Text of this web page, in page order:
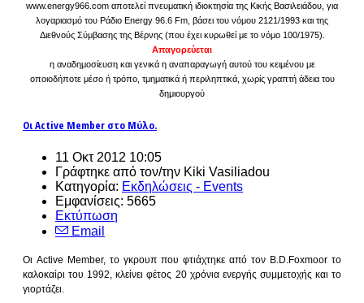
www.energy966.com αποτελεί πνευματική ιδιοκτησία της Κικής Βασιλειάδου, για
λογαριασμό του Ράδιο Energy 96.6 Fm, βάσει του νόμου 2121/1993 και της
Διεθνούς Σύμβασης της Βέρνης (που έχει κυρωθεί με το νόμο 100/1975).
Απαγορεύεται
η αναδημοσίευση και γενικά η αναπαραγωγή αυτού του κειμένου με
οποιοδήποτε μέσο ή τρόπο, τμηματικά ή περιληπτικά, χωρίς γραπτή άδεια του
δημιουργού
Οι Active Member στο Μύλο.
11 Οκτ 2012 10:05
Γράφτηκε από τον/την Kiki Vasiliadou
Κατηγορία: Εκδηλώσεις - Events
Εμφανίσεις: 5665
Εκτύπωση
Email
Οι Active Member, το γκρουπ που φτιάχτηκε από τον B.D.Foxmoor το
καλοκαίρι του 1992, κλείνει φέτος 20 χρόνια ενεργής συμμετοχής και το
γιορτάζει.